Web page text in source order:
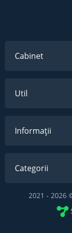
Cabinet
Util
Informații
Categorii
2021 - 2026